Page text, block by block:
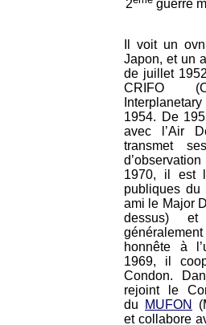
2
guerre
Il voit un
Japon, et un
de juillet
CRIFO
1954. De
avec l’Air
transmet
1970, il est
publiques du
ami le Major
dessus)
honnête à
1969, il
Condon.
rejoint le
du
MUFON
et collabore